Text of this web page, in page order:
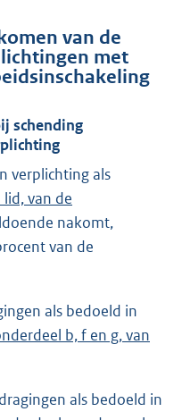
van de
met
schending
verplichting als
van de
nakomt,
van de
als bedoeld in
b, f en g, van
als bedoeld in